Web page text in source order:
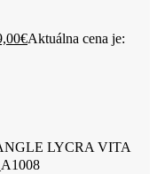
€Aktuálna cena je:
LYCRA VITA